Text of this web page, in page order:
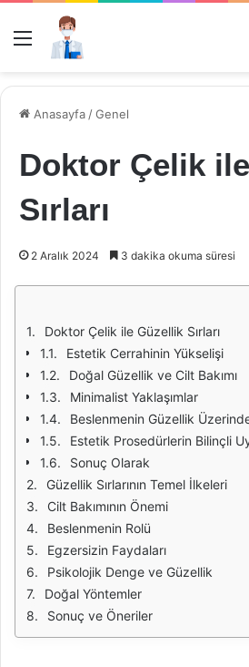
Menü
Anasayfa /Genel
Doktor Çelik
Sırları
2 Aralık 2024 3 dakika okuma süresi
Doktor Çelik ile Güzellik Sırları
Estetik Cerrahinin Yükselişi
Doğal Güzellik ve Cilt Bakımı
Minimalist Yaklaşımlar
Beslenmenin Güzellik
Estetik Prosedürlerin Bilinçli
Sonuç Olarak
Güzellik Sırlarının Temel İlkeleri
Cilt Bakımının Önemi
Beslenmenin Rolü
Egzersizin Faydaları
Psikolojik Denge ve Güzellik
Doğal Yöntemler
Sonuç ve Öneriler